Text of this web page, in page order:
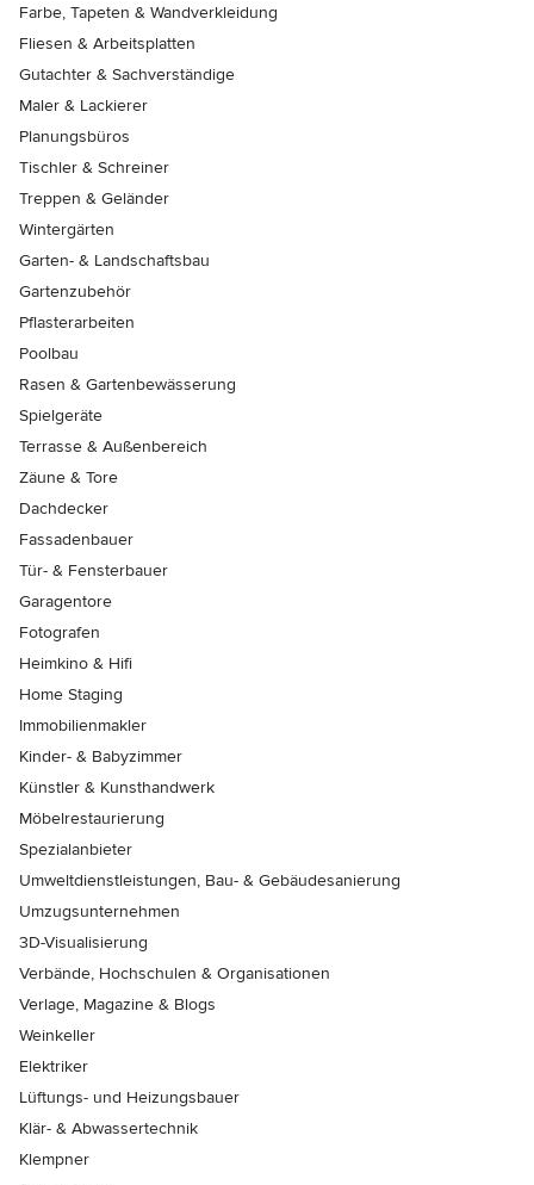
Farbe, Tapeten & Wandverkleidung
Fliesen & Arbeitsplatten
Gutachter & Sachverständige
Maler & Lackierer
Planungsbüros
Tischler & Schreiner
Treppen & Geländer
Wintergärten
Garten- & Landschaftsbau
Gartenzubehör
Pflasterarbeiten
Poolbau
Rasen & Gartenbewässerung
Spielgeräte
Terrasse & Außenbereich
Zäune & Tore
Dachdecker
Fassadenbauer
Tür- & Fensterbauer
Garagentore
Fotografen
Heimkino & Hifi
Home Staging
Immobilienmakler
Kinder- & Babyzimmer
Künstler & Kunsthandwerk
Möbelrestaurierung
Spezialanbieter
Umweltdienstleistungen, Bau- & Gebäudesanierung
Umzugsunternehmen
3D-Visualisierung
Verbände, Hochschulen & Organisationen
Verlage, Magazine & Blogs
Weinkeller
Elektriker
Lüftungs- und Heizungsbauer
Klär- & Abwassertechnik
Klempner